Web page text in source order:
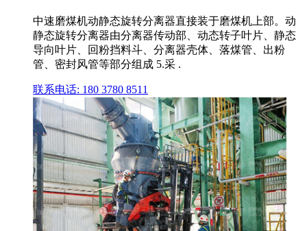
中速磨煤机动静态旋转分离器直接装于磨煤机上部。动
静态旋转分离器由分离器传动部、动态转子叶片、静态
导向叶片、回粉挡料斗、分离器壳体、落煤管、出粉
管、密封风管等部分组成 5.采 .
联系电话: 180 3780 8511